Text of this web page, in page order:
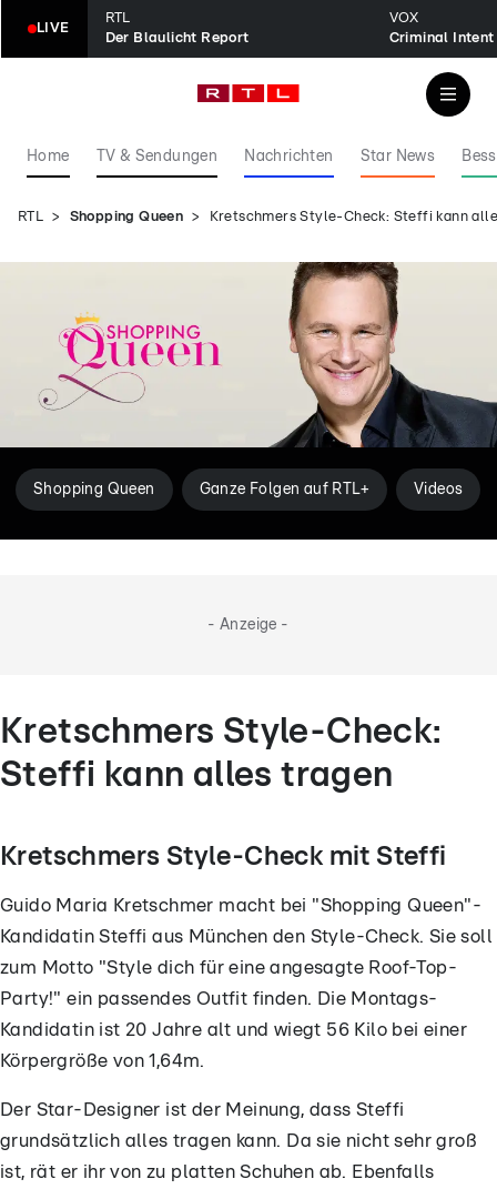
LIVE
RTL
Der Blaulicht Report
VOX
Home TV & Sendungen Nachrichten Star News
RTL Shopping Queen Kretschmers Style-Check: Steffi kann
Shopping Queen Ganze Folgen auf RTL+ Videos
- Anzeige -
Kretschmers Style-Check:
Steffi kann alles tragen
Kretschmers Style-Check mit Steffi
Guido Maria Kretschmer macht bei "Shopping Queen"-
Kandidatin Steffi aus München den Style-Check. Sie soll
zum Motto "Style dich für eine angesagte Roof-Top-
Party!" ein passendes Outfit finden. Die Montags-
Kandidatin ist 20 Jahre alt und wiegt 56 Kilo bei einer
Körpergröße von 1,64m.
Der Star-Designer ist der Meinung, dass Steffi
grundsätzlich alles tragen kann. Da sie nicht sehr groß
ist, rät er ihr von zu platten Schuhen ab. Ebenfalls